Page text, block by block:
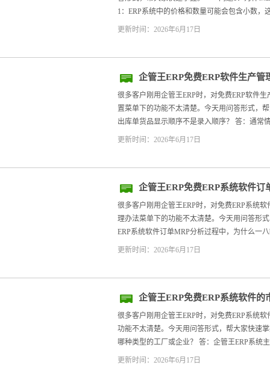
1：ERP系统中的价格和数量可能会包含小数，
更新时间：2026年6月17日
企管王ERP免费ERP软件生产
序设置
很多客户刚用企管王ERP时，对免费ERP软件
置菜单下的功能不太清楚。今天用问答形式，
出库单货品显示顺序不是录入顺序？ 答：通常
更新时间：2026年6月17日
企管王ERP免费ERP系统软件
处理办法
很多客户刚用企管王ERP时，对免费ERP系统
理办法菜单下的功能不太清楚。今天用问答形
ERP系统软件订单MRP分析过程中，为什么一
更新时间：2026年6月17日
企管王ERP免费ERP系统软件的
很多客户刚用企管王ERP时，对免费ERP系统
功能不太清楚。今天用问答形式，帮大家快速
哪种类型的工厂或企业？ 答：企管王ERP系统
更新时间：2026年6月17日